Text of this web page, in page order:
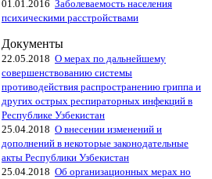
01.01.2016 Заболеваемость населения
психическими расстройствами
Документы
22.05.2018 О мерах по дальнейшему
совершенствованию системы
противодействия распространению гриппа и
других острых респираторных инфекций в
Республике Узбекистан
25.04.2018 О внесении изменений и
дополнений в некоторые законодательные
акты Республики Узбекистан
25.04.2018 Об организационных мерах но